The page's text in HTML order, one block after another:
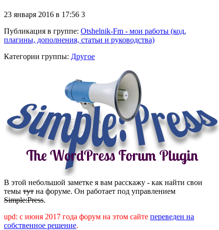
23 января 2016 в 17:56 3
Публикация в группе: Otshelnik-Fm - мои работы (код,
плагины, дополнения, статьи и руководства)
Категории группы: Другое
В этой небольшой заметке я вам расскажу - как найти свои
темы тут на форуме. Он работает под управлением
Simple:Press.
upd: с июня 2017 года форум на этом сайте переведен на
собственное решение.